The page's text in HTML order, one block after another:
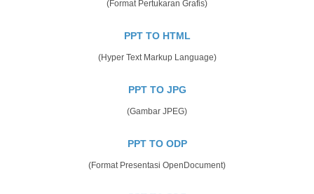
(Format Pertukaran Grafis)
PPT TO HTML
(Hyper Text Markup Language)
PPT TO JPG
(Gambar JPEG)
PPT TO ODP
(Format Presentasi OpenDocument)